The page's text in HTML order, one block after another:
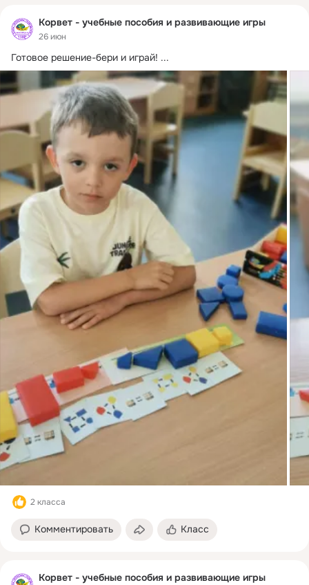
Корвет - учебные пособия и развивающие игры
26 июн
Готовое решение-бери и играй! ...
2 класса
Комментировать Класс
Корвет - учебные пособия и развивающие игры